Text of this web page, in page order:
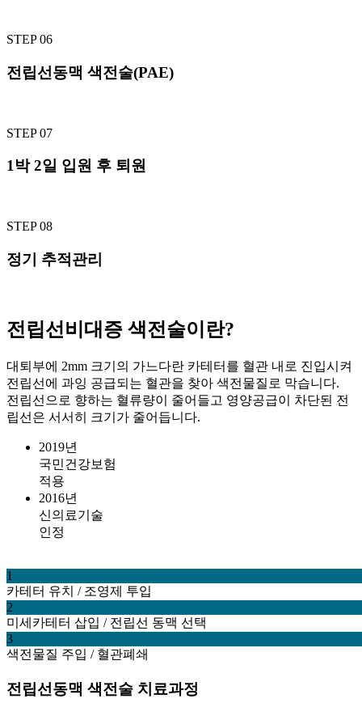
STEP 06
전립선동맥 색전술(PAE)
STEP 07
1박 2일 입원 후 퇴원
STEP 08
정기 추적관리
전립선비대증 색전술이란?
대퇴부에 2mm 크기의 가느다란 카테터를 혈관 내로 진입시켜
전립선에 과잉 공급되는 혈관을 찾아 색전물질로 막습니다.
전립선으로 향하는 혈류량이 줄어들고 영양공급이 차단된 전
립선은 서서히 크기가 줄어듭니다.
2019년
국민건강보험
적용
2016년
신의료기술
인정
1
카테터 유치 / 조영제 투입
2
미세카테터 삽입 / 전립선 동맥 선택
3
색전물질 주입 / 혈관폐쇄
전립선동맥 색전술 치료과정